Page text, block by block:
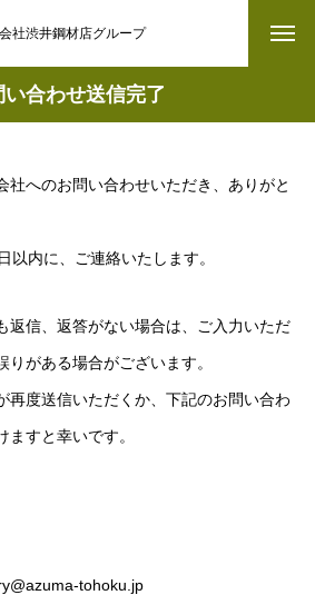
社渋井鋼材店グループ
い合わせ送信完了
社へのお問い合わせいただき、ありがと
以内に、ご連絡いたします。
返信、返答がない場合は、ご入力いただ
がある場合がございます。
再度送信いただくか、下記のお問い合わ
すと幸いです。
tohoku.jp